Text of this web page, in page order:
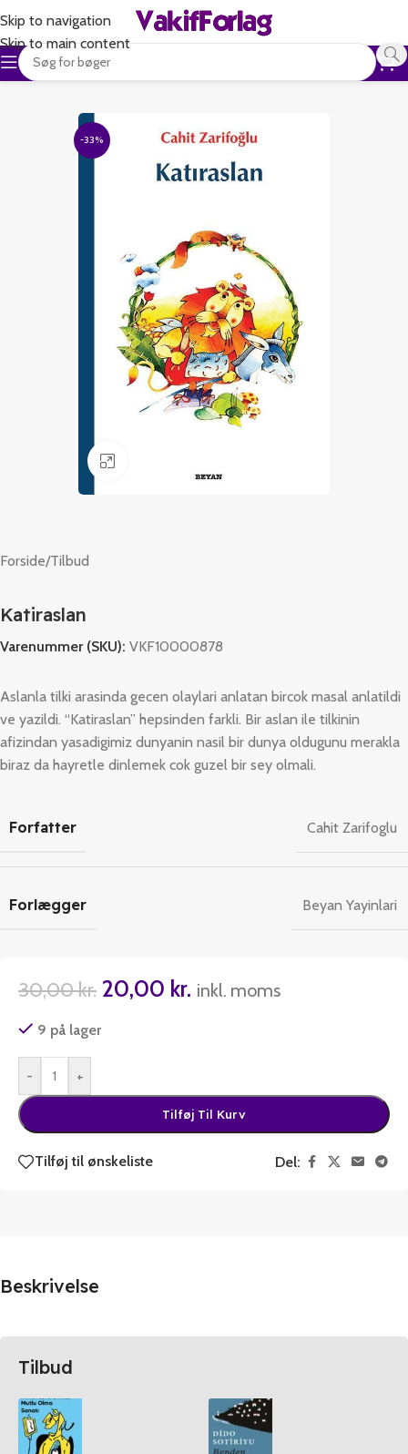
Skip to navigation
Skip to main content
-33%
Forside/Tilbud
Katiraslan
Varenummer (SKU): VKF10000878
Aslanla tilki arasinda gecen olaylari anlatan bircok masal anlatildi
ve yazildi. “Katiraslan” hepsinden farkli. Bir aslan ile tilkinin
afizindan yasadigimiz dunyanin nasil bir dunya oldugunu merakla
biraz da hayretle dinlemek cok guzel bir sey olmali.
Forfatter Cahit Zarifoglu
Forlægger Beyan Yayinlari
30,00kr. 20,00 kr. inkl. moms
9 på lager
- +
Tilføj Til Kurv
Tilføj til ønskeliste Del:
Beskrivelse
Tilbud